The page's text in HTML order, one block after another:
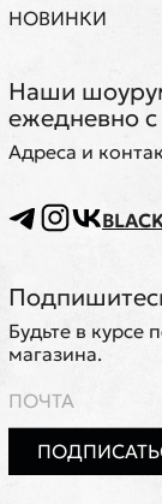
НОВИНКИ
Наши
ежедневно
Адреса и
Будьте в курсе
магазина.